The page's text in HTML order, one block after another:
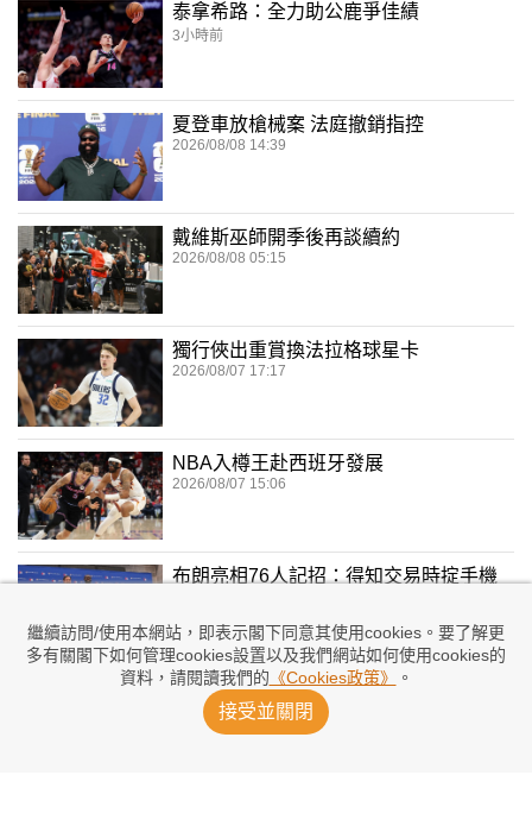
繼續訪問/使用本網站，即表示閣下同意其使用cookies。要了解更
多有關閣下如何管理cookies設置以及我們網站如何使用cookies的
資料，請閱讀我們的 《Cookies政策》 。
接受並關閉
泰拿希路：全力助公鹿爭佳績
3小時前
夏登車放槍械案 法庭撤銷指控
2026/08/08 14:39
戴維斯巫師開季後再談續約
2026/08/08 05:15
獨行俠出重賞換法拉格球星卡
2026/08/07 17:17
NBA入樽王赴西班牙發展
2026/08/07 15:06
布朗亮相76人記招：得知交易時掟手機
朗尼獲加重返NBA簽金塊
2026/08/06 17:03